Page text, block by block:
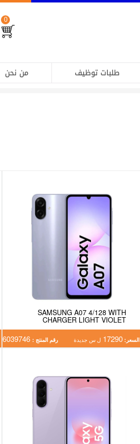
0
طلبات توظيف من نحن
SAMSUNG A07 4/128 WITH
CHARGER LIGHT VIOLET
السعر: 17290 ل س جديدة رقم المنتج :